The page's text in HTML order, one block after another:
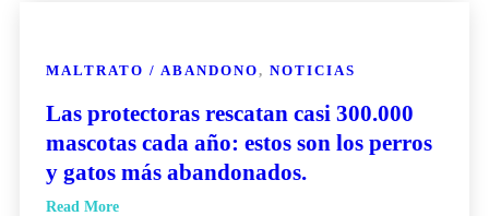
MALTRATO / ABANDONO, NOTICIAS
Las protectoras rescatan casi 300.000
mascotas cada año: estos son los perros
y gatos más abandonados.
Read More